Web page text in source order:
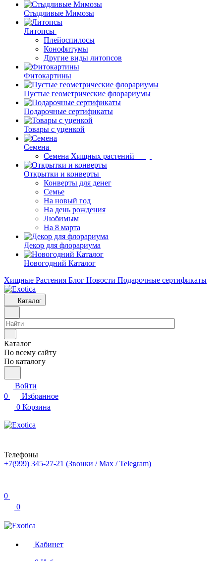
Стыдливые Мимозы
Литопсы
Плейоспилосы
Конофитумы
Другие виды литопсов
Фитокартины
Пустые геометрические флорариумы
Подарочные сертификаты
Товары с уценкой
Семена
Семена Хищных растений
Открытки и конверты
Конверты для денег
Семье
На новый год
На день рождения
Любимым
На 8 марта
Декор для флорариума
Новогодний Каталог
Хищные Растения Блог Новости Подарочные сертификаты
Каталог
Каталог
По всему сайту
По каталогу
Войти
0
Избранное
0 Корзина
Телефоны
+7(999) 345-27-21 (Звонки / Max / Telegram)
0
0
Кабинет